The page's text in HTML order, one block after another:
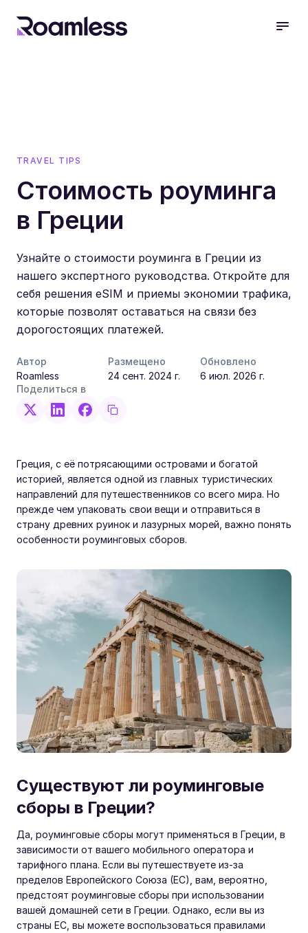
TRAVEL TIPS
Стоимость роуминга
в Греции
Узнайте о стоимости роуминга в Греции из
нашего экспертного руководства. Откройте для
себя решения eSIM и приемы экономии трафика,
которые позволят оставаться на связи без
дорогостоящих платежей.
Автор
Roamless
Размещено
24 сент. 2024 г.
Обновлено
6 июл. 2026 г.
Поделиться в
Греция, с её потрясающими островами и богатой
историей, является одной из главных туристических
направлений для путешественников со всего мира. Но
прежде чем упаковать свои вещи и отправиться в
страну древних руинок и лазурных морей, важно понять
особенности роуминговых сборов.
Существуют ли роуминговые
сборы в Греции?
Да, роуминговые сборы могут применяться в Греции, в
зависимости от вашего мобильного оператора и
тарифного плана. Если вы путешествуете из-за
пределов Европейского Союза (ЕС), вам, вероятно,
предстоят роуминговые сборы при использовании
вашей домашней сети в Греции. Однако, если вы из
страны ЕС, вы можете воспользоваться правилами